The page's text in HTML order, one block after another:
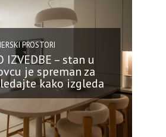
PROSTORI
IZVEDBE – stan u
je spreman za
kako izgleda